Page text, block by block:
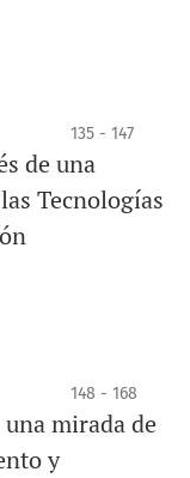
135 - 147
de una
Tecnologías
148 - 168
mirada de
y